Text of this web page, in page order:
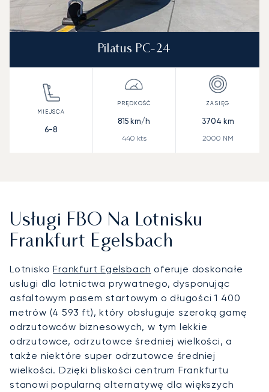
Pilatus PC-24
6-8
815 km/h
440 kts
3704 km
2000 NM
Usługi FBO Na Lotnisku
Frankfurt Egelsbach
LotniskoFrankfurt Egelsbach oferuje doskonałe
usługi dla lotnictwa prywatnego, dysponując
asfaltowym pasem startowym o długości 1 400
metrów (4 593 ft), który obsługuje szeroką gamę
odrzutowców biznesowych, w tym lekkie
odrzutowce, odrzutowce średniej wielkości, a
także niektóre super odrzutowce średniej
wielkości. Dzięki bliskości centrum Frankfurtu
stanowi popularną alternatywę dla większych